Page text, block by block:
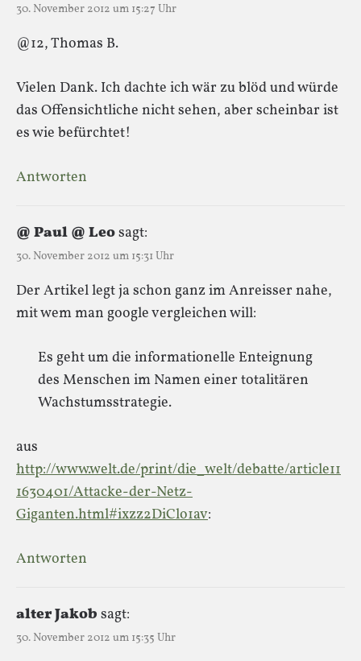
30. November 2012 um 15:27 Uhr
@12, Thomas B.
Vielen Dank. Ich dachte ich wär zu blöd und würde
das Offensichtliche nicht sehen, aber scheinbar ist
es wie befürchtet!
Antworten
@ Paul @ Leosagt:
30. November 2012 um 15:31 Uhr
Der Artikel legt ja schon ganz im Anreisser nahe,
mit wem man google vergleichen will:
Es geht um die informationelle Enteignung
des Menschen im Namen einer totalitären
Wachstumsstrategie.
aus
http://www.welt.de/print/die_welt/debatte/article11
1630401/Attacke-der-Netz-
Giganten.html#ixzz2DiClo1av:
Antworten
alter Jakob sagt:
30. November 2012 um 15:35 Uhr